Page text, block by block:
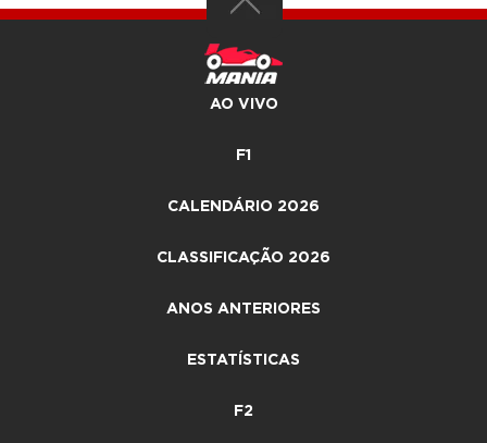
AO VIVO
F1
CALENDÁRIO 2026
CLASSIFICAÇÃO 2026
ANOS ANTERIORES
ESTATÍSTICAS
F2